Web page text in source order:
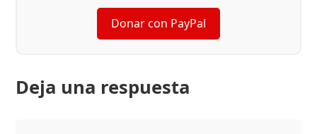
Donar con PayPal
Deja una respuesta